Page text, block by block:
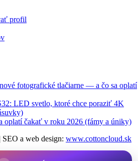
profil
fotografické tlačiarne — a čo sa oplatí
LED svetlo, ktoré chce poraziť 4K
oplatí čakať v roku 2026 (fámy a úniky)
SEO a web design: www.cottoncloud.sk